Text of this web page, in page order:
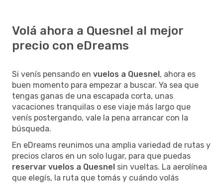
Volá ahora a Quesnel al mejor
precio con eDreams
Si venís pensando en vuelos a Quesnel, ahora es
buen momento para empezar a buscar. Ya sea que
tengas ganas de una escapada corta, unas
vacaciones tranquilas o ese viaje más largo que
venís postergando, vale la pena arrancar con la
búsqueda.
En eDreams reunimos una amplia variedad de rutas y
precios claros en un solo lugar, para que puedas
reservar vuelos a Quesnel sin vueltas. La aerolínea
que elegís, la ruta que tomás y cuándo volás